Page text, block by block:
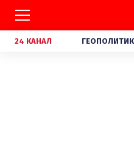
24 КАНАЛ